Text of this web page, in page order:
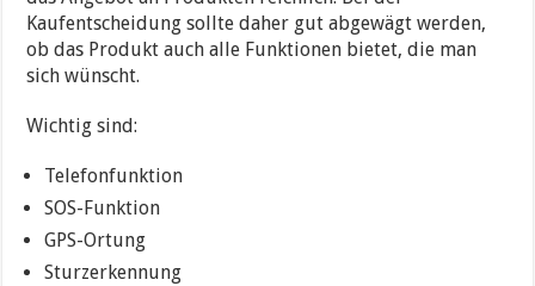
Kaufentscheidung sollte daher gut abgewägt werden,
ob das Produkt auch alle Funktionen bietet, die man
sich wünscht.
Wichtig sind:
Telefonfunktion
SOS-Funktion
GPS-Ortung
Sturzerkennung